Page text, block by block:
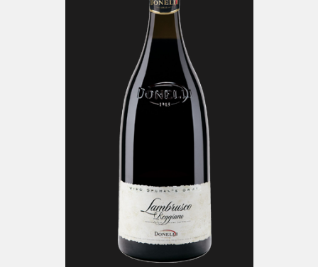
LAMBRUSCO D.O.C.
Reggiano Amabile